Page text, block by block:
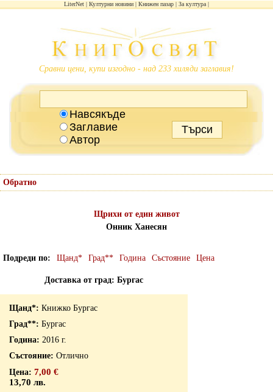
LiterNet Културни новини Книжен пазар За култура
Сравни цени, купи изгодно - над 233 хиляди заглавия!
Навсякъде
Заглавие
Автор
Обратно
Щрихи от един живот
Онник Ханесян
Подреди по Щанд* Град** Година Състояние Цена
Доставка от град: Бургас
Книжко Бургас
Бургас
2016 г.
Отлично
7,00 €
13,70 лв.